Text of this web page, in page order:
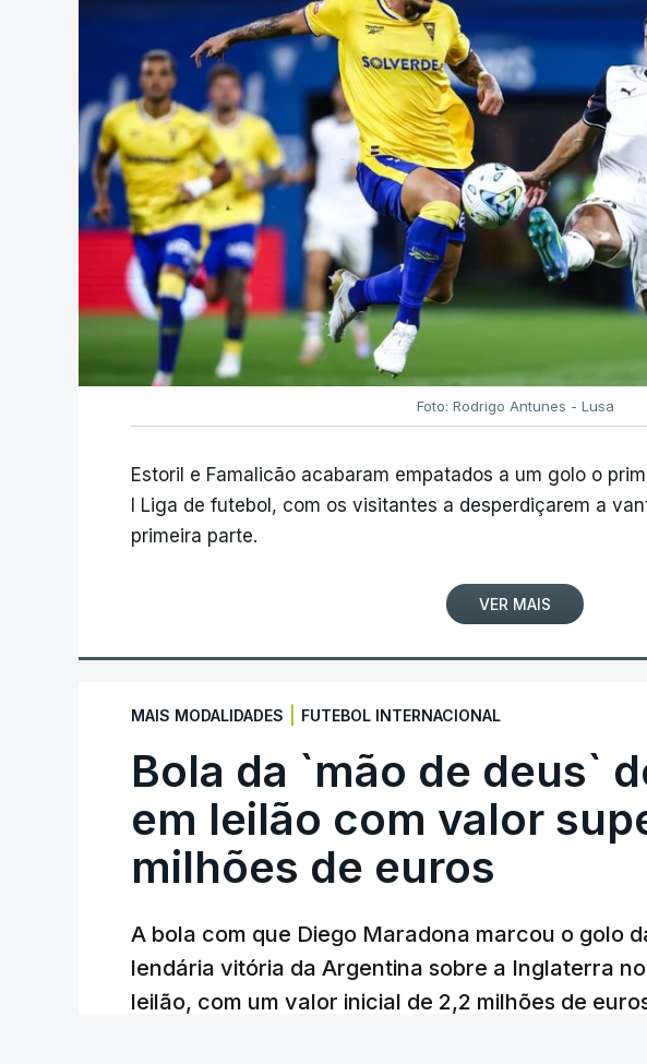
Foto: Rodrigo Antunes - Lusa
Estoril e Famalicão acabaram empatados a um golo o
I Liga de futebol, com os visitantes a desperdiçarem a
primeira parte.
VER MAIS
MAIS MODALIDADES FUTEBOL INTERNACIONAL
Bola da `mão de deus`
em leilão com valor
milhões de euros
A bola com que Diego Maradona marcou o golo
lendária vitória da Argentina sobre a Inglaterra
leilão, com um valor inicial de 2,2 milhões de